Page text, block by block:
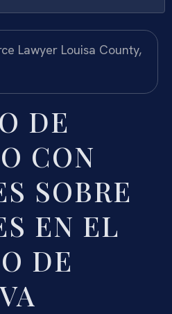
DE
CON
SOBRE
EN EL
DE